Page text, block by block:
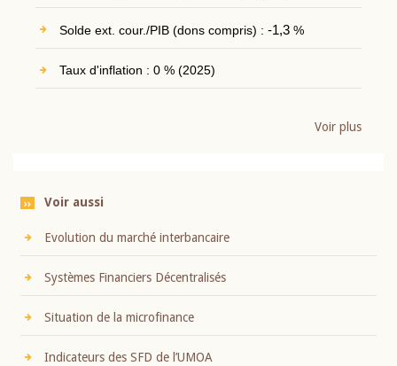
Solde ext. cour./PIB (dons compris) : -1,3%
Taux d'inflation : 0 % (2025)
Voir plus
Voir aussi
Evolution du marché interbancaire
Systèmes Financiers Décentralisés
Situation de la microfinance
Indicateurs des SFD de l’UMOA